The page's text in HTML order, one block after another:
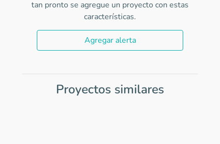
tan pronto se agregue un proyecto con estas
características.
Agregar alerta
Proyectos similares